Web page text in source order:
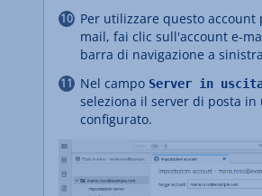
Per utilizzare questo account
mail, fai clic sull'account e-
barra di navigazione a
Nel campo Server in uscita
seleziona il server di posta in
configurato.